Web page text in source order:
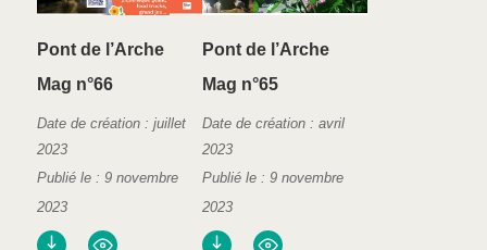
Pont de l’Arche
Mag n°66
Date de création : juillet
2023
Publié le : 9 novembre
2023
Pont de l’Arche
Mag n°65
Date de création : avril
2023
Publié le : 9 novembre
2023